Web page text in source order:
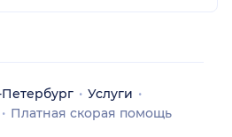
Услуги
Платная скорая помощь